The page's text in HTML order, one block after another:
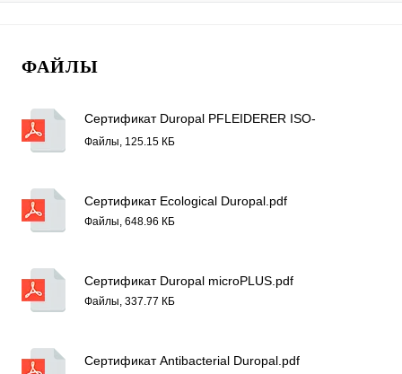
ФАЙЛЫ
Сертификат Duropal PFLEIDERER ISO-
50001.pdf
Файлы, 125.15 КБ
Сертификат Ecological Duropal.pdf
Файлы, 648.96 КБ
Сертификат Duropal microPLUS.pdf
Файлы, 337.77 КБ
Сертификат Antibacterial Duropal.pdf